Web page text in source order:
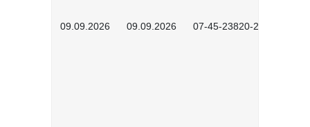
09.09.2026 09.09.2026 07-45-23820-2602